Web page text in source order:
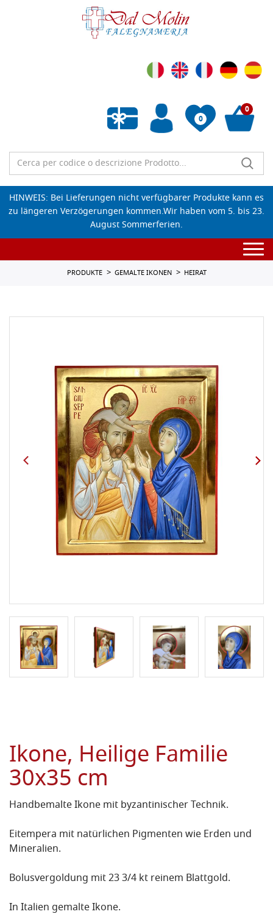
0
Wunschliste leeren
0
HINWEIS: Bei Lieferungen nicht verfügbarer Produkte kann es
zu längeren Verzögerungen kommen.Wir haben vom 5. bis 23.
August Sommerferien.
PRODUKTE GEMALTE IKONEN HEIRAT
Ikone, Heilige Familie
30x35 cm
Handbemalte Ikone mit byzantinischer Technik.
Eitempera mit natürlichen Pigmenten wie Erden und
Mineralien.
Bolusvergoldung mit 23 3/4 kt reinem Blattgold.
In Italien gemalte Ikone.